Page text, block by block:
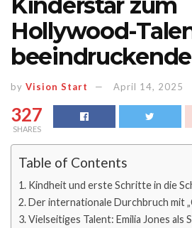
Hollywood-
by Vision Start April 14, 2025
327
SHARES
Table of Contents
Kindheit und erste Schritte in die
Der internationale Durchbruch mit
Vielseitiges Talent: Emilia Jones als